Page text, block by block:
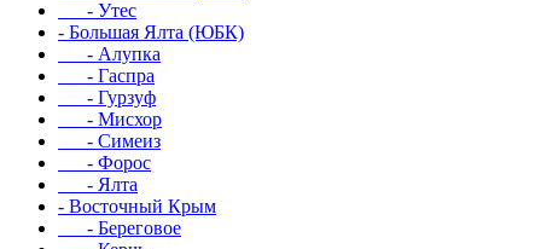
- Утес
- Большая Ялта (ЮБК)
- Алупка
- Гаспра
- Гурзуф
- Мисхор
- Симеиз
- Форос
- Ялта
- Восточный Крым
- Береговое